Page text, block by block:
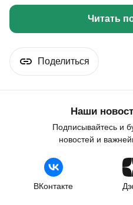
Читать
Поделиться
Наши
Подписывайтесь и
новостей и
ВКонтакте